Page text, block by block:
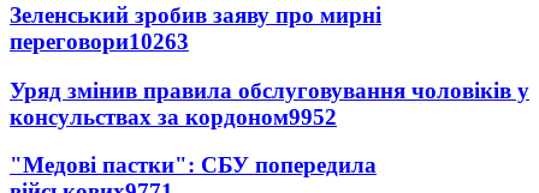
Зеленський зробив заяву про мирні
переговори10263
Уряд змінив правила обслуговування чоловіків у
консульствах за кордоном9952
"Медові пастки": СБУ попередила